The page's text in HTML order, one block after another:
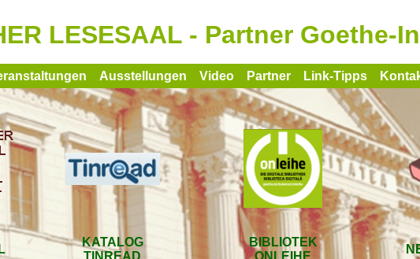
LESESAAL - Partner Goethe-
Ausstellungen Video Partner Link-Tipps
KATALOG
TINREAD
BIBLIOTEK
ONLEIHE